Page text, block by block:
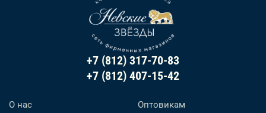
+7 (812) 317-70-83
+7 (812) 407-15-42
О нас
Оптовикам